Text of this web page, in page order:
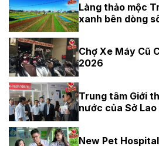
Làng thảo mộc
xanh bên dòng
Chợ Xe Máy Cũ
2026
Trung tâm Giới
nước của Sở
New Pet